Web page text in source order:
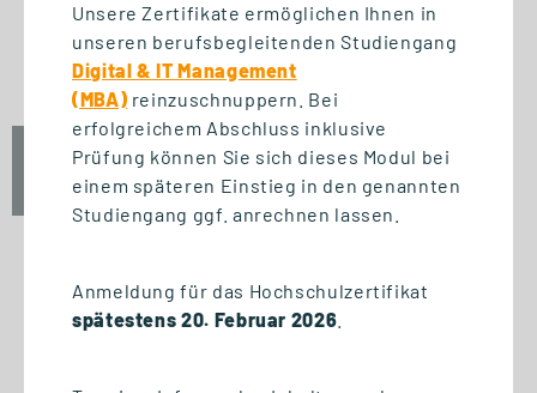
START STUDIENGANG
Unternehmensführung (MBA)
Fr., 25. September 2026
10:00 Uhr
START STUDIENGANG
Management (MBA)
Unsere Zertifikate ermöglichen Ihnen in
unseren berufsbegleitenden Studiengang
Digital & IT Management
(MBA) reinzuschnuppern. Bei
erfolgreichem Abschluss inklusive
Prüfung können Sie sich dieses Modul bei
einem späteren Einstieg in den genannten
Studiengang ggf. anrechnen lassen.
Anmeldung für das Hochschulzertifikat
spätestens 20. Februar 2026